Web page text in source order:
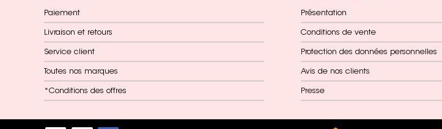
Clairefontaine
Clementoni
Cléopâtre
Cocorikraft
Collection Privée
Colour Shaper 18
Paiement
Livraison et retours
Service client
Toutes nos marques
*Conditions des offres
Présentation
Conditions de vente
Protection des données personnelles
Avis de nos clients
Presse